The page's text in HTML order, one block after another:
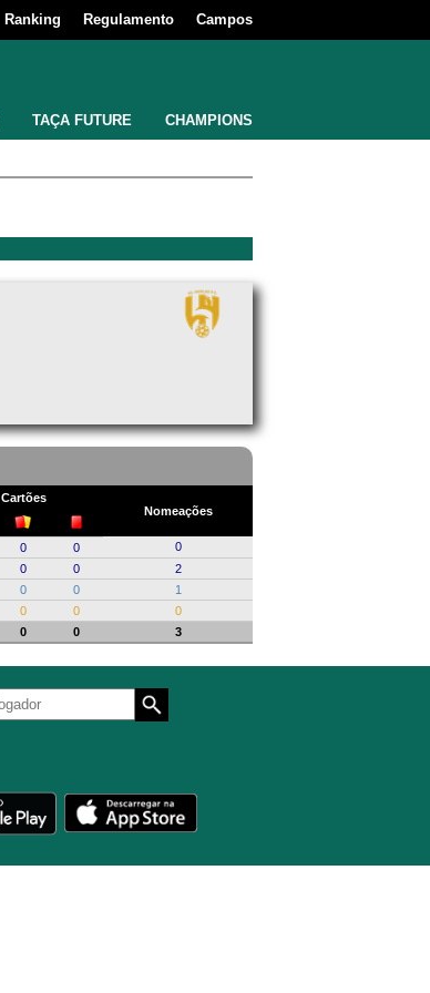
Ranking Regulamento Campos
TAÇA FUTURE CHAMPIONS
Cartões
Nomeações
0 0
0
0 0
2
0 0
1
0 0
0
0 0 3